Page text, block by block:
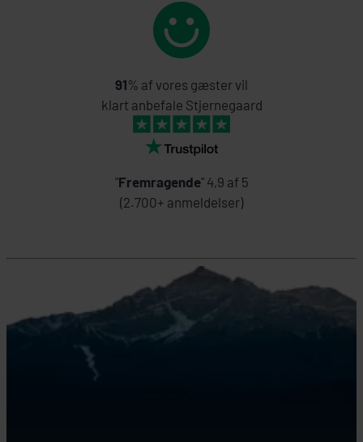
91% af vores gæster vil
klart anbefale Stjernegaard
"Fremragende" 4,9 af 5
(2.700+ anmeldelser)